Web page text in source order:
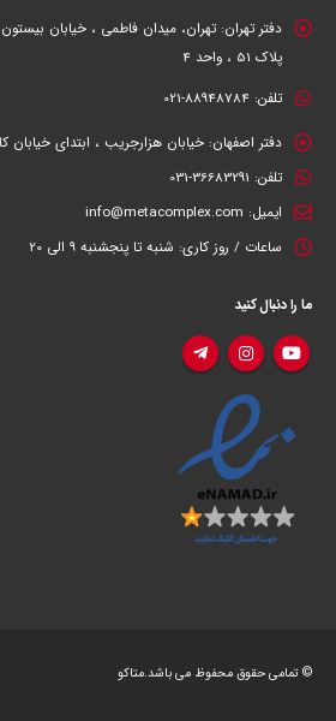
دفتر تهران: تهران، میدان فاطمی ، خیابان
پلاک 51 ، واحد 4
تلفن: 88948784-021
دفتر اصفهان: خیابان هزارجریب ، ابتدای خیابان
تلفن: 36683291-031
ایمیل: info@metacomplex.com
ساعات / روز کاری: شنبه تا پنجشنبه 9 الی 20
ما را دنبال کنید
© تمامی حقوق محفوظ می باشد.متاکو